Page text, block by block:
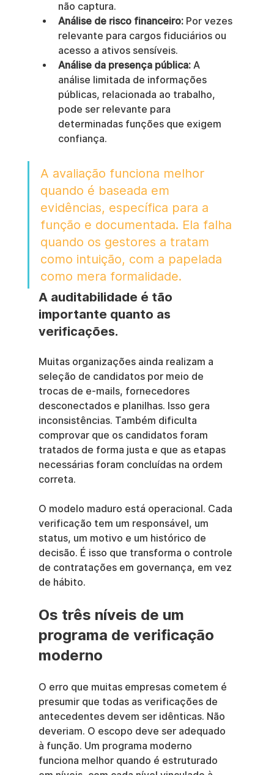
não captura.
Análise de risco financeiro: Por vezes
relevante para cargos fiduciários ou
acesso a ativos sensíveis.
Análise da presença pública: A
análise limitada de informações
públicas, relacionada ao trabalho,
pode ser relevante para
determinadas funções que exigem
confiança.
A avaliação funciona melhor
quando é baseada em
evidências, específica para a
função e documentada. Ela falha
quando os gestores a tratam
como intuição, com a papelada
como mera formalidade.
A auditabilidade é tão
importante quanto as
verificações.
Muitas organizações ainda realizam a
seleção de candidatos por meio de
trocas de e-mails, fornecedores
desconectados e planilhas. Isso gera
inconsistências. Também dificulta
comprovar que os candidatos foram
tratados de forma justa e que as etapas
necessárias foram concluídas na ordem
correta.
O modelo maduro está operacional. Cada
verificação tem um responsável, um
status, um motivo e um histórico de
decisão. É isso que transforma o controle
de contratações em governança, em vez
de hábito.
Os três níveis de um
programa de verificação
moderno
O erro que muitas empresas cometem é
presumir que todas as verificações de
antecedentes devem ser idênticas. Não
deveriam. O escopo deve ser adequado
à função. Um programa moderno
funciona melhor quando é estruturado